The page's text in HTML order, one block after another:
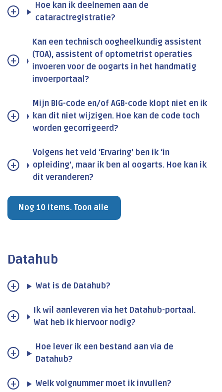
Hoe kan ik deelnemen aan de
cataractregistratie?
Kan een technisch oogheelkundig assistent
(TOA), assistent of optometrist operaties
invoeren voor de oogarts in het handmatig
invoerportaal?
Mijn BIG-code en/of AGB-code klopt niet en ik
kan dit niet wijzigen. Hoe kan de code toch
worden gecorrigeerd?
Volgens het veld ‘Ervaring’ ben ik ‘in
opleiding’, maar ik ben al oogarts. Hoe kan ik
dit veranderen?
Nog 10 items. Toon alle
Datahub
Wat is de Datahub?
Ik wil aanleveren via het Datahub-portaal.
Wat heb ik hiervoor nodig?
Hoe lever ik een bestand aan via de
Datahub?
Welk volgnummer moet ik invullen?